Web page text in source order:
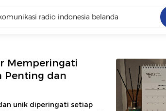
Memperingati
Penting dan
unik diperingati setiap